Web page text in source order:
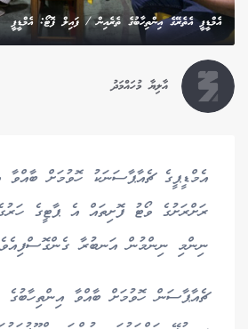
އެމްޑީޕީ އެތެރޭގެ އިންތިހާބުގެ ތެރެއިން / ފައިލް ފޮޓޯ: އެމްޑީޕީ
އާލިޔާ މުހައްމަދު
އެމްޑީޕީގެ ޗެއާޕާސަނަކު ހޮވުމަށް ބާއްވާ
ރަށްރަށުގެ ވޯޓު ފޮށިތައް އެ ޕާޓީގެ
ނިންމި ނިންމުން އަނބުރާ
ޗެއާޕާސަން ހޮވުމަށް ބާއްވާ އިންތިހާބުގެ